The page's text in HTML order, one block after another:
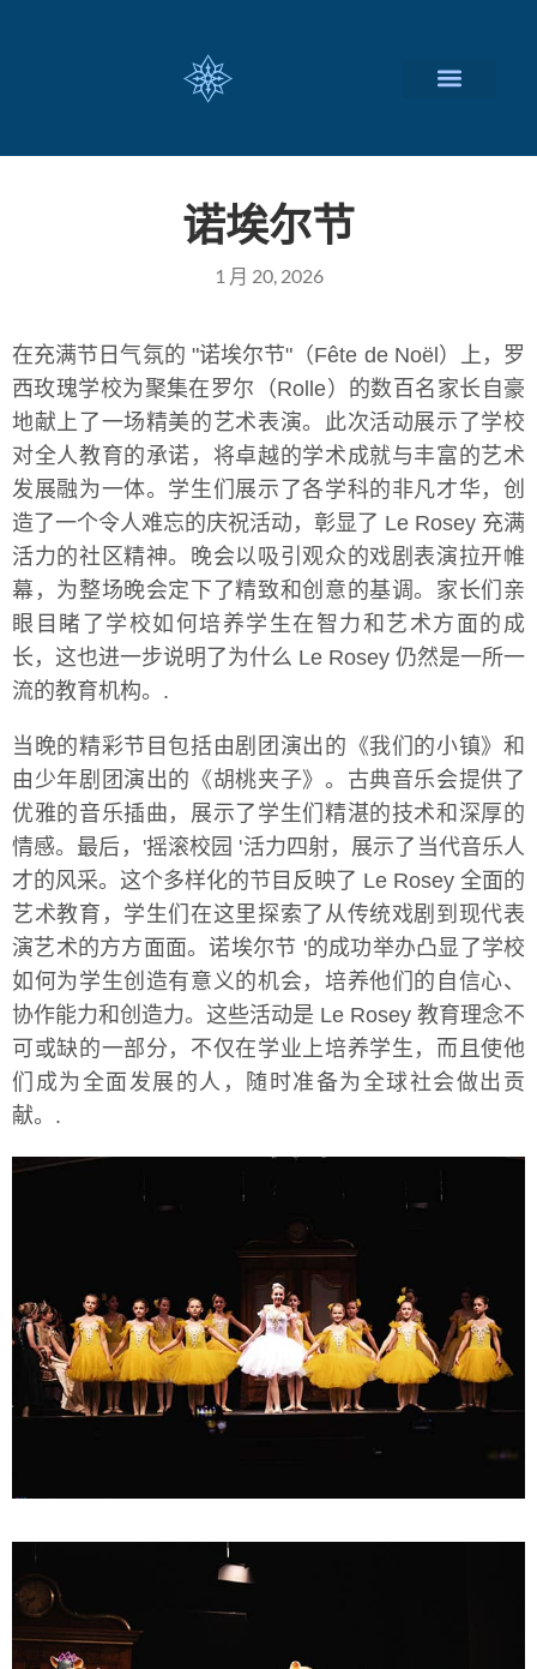
诺埃尔节
1 月 20, 2026
在充满节日气氛的 "诺埃尔节"（Fête de Noël）上，罗
西玫瑰学校为聚集在罗尔（Rolle）的数百名家长自豪
地献上了一场精美的艺术表演。此次活动展示了学校
对全人教育的承诺，将卓越的学术成就与丰富的艺术
发展融为一体。学生们展示了各学科的非凡才华，创
造了一个令人难忘的庆祝活动，彰显了 Le Rosey 充满
活力的社区精神。晚会以吸引观众的戏剧表演拉开帷
幕，为整场晚会定下了精致和创意的基调。家长们亲
眼目睹了学校如何培养学生在智力和艺术方面的成
长，这也进一步说明了为什么 Le Rosey 仍然是一所一
流的教育机构。.
当晚的精彩节目包括由剧团演出的《我们的小镇》和
由少年剧团演出的《胡桃夹子》。古典音乐会提供了
优雅的音乐插曲，展示了学生们精湛的技术和深厚的
情感。最后，'摇滚校园 '活力四射，展示了当代音乐人
才的风采。这个多样化的节目反映了 Le Rosey 全面的
艺术教育，学生们在这里探索了从传统戏剧到现代表
演艺术的方方面面。诺埃尔节 '的成功举办凸显了学校
如何为学生创造有意义的机会，培养他们的自信心、
协作能力和创造力。这些活动是 Le Rosey 教育理念不
可或缺的一部分，不仅在学业上培养学生，而且使他
们成为全面发展的人，随时准备为全球社会做出贡
献。.